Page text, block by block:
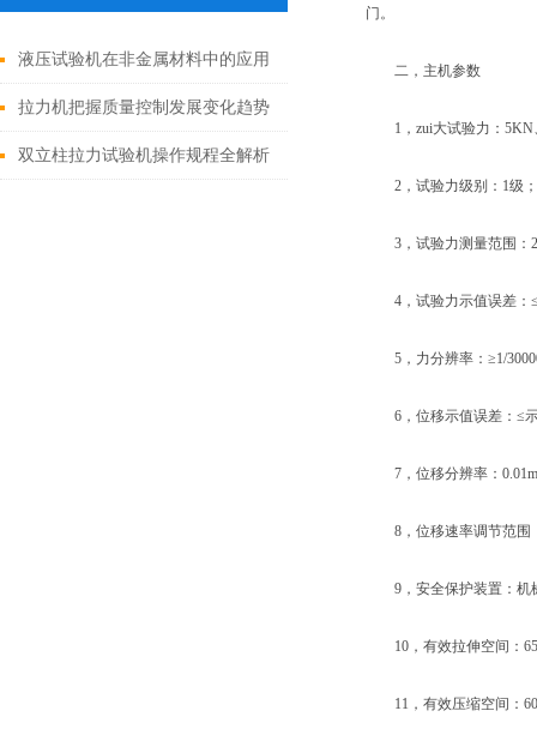
液压试验机在非金属材料中的应用
拉力机把握质量控制发展变化趋势
双立柱拉力试验机操作规程全解析
门。
二，主机参数
1，zui大试验力：5KN
2，试验力级别：1级；
3，试验力测量范围：
4，试验力示值误差：≤
5，力分辨率：≥1/
6，位移示值误差：≤示
7，位移分辨率：
8，位移速率调节范围：
9，安全保护装置：机
10，有效拉伸空间：
11，有效压缩空间：